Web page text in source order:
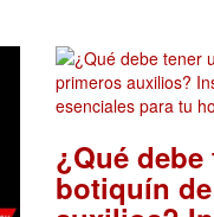
¿Qué debe
botiquín